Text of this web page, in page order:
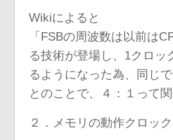
Wikiによると
「FSBの周波数は以前は
る技術が登場し、1クロ
るようになった為、同じ
とのことで、４：１って
２．メモリの動作クロッ